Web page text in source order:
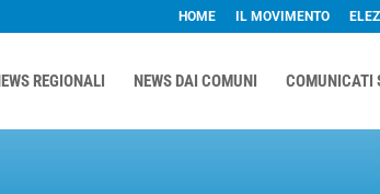
HOME IL MOVIMENTO
REGIONALI NEWS DAI COMUNI COMUNICATI